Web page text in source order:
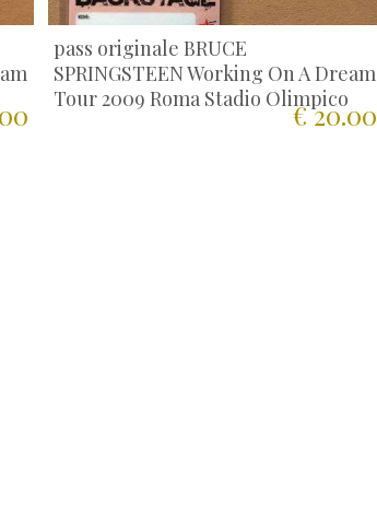
pass originale BRUCE
SPRINGSTEEN Working On A Dream
Tour 2009 Roma Stadio Olimpico
€ 20.00